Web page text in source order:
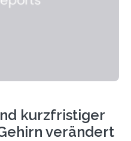
kurzfristiger
verändert